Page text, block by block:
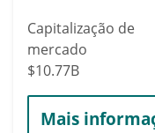
Capitalização de
mercado
$10.77B
Mais